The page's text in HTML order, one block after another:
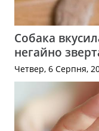
Собака
негайно
Четвер, 6 Серпня,